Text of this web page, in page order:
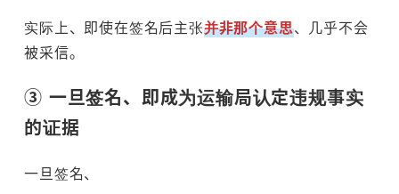
实际上、即使在签名后主张并非那个意思、几乎不会
被采信。
③ 一旦签名、即成为运输局认定违规事实
的证据
一旦签名、